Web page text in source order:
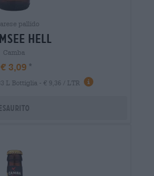
pallido
hell
Camba
€ 3,09
L Bottiglia - € 9,36 / LTR